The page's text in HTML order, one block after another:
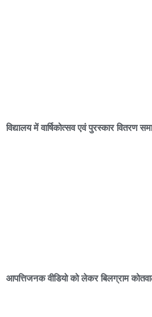
विद्यालय में वार्षिकोत्सव एवं पुरस्कार वितरण
आपत्तिजनक वीडियो को लेकर बिलग्राम